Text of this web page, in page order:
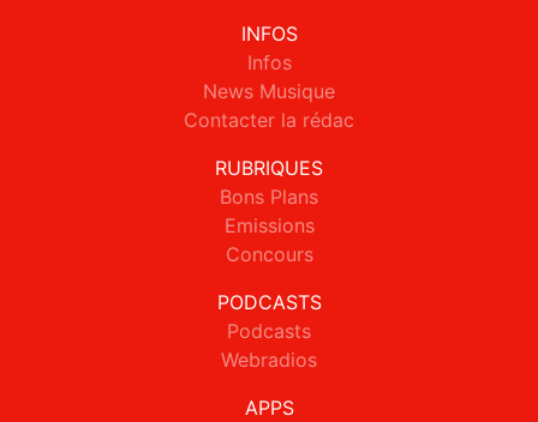
INFOS
Infos
News Musique
Contacter la rédac
RUBRIQUES
Bons Plans
Emissions
Concours
PODCASTS
Podcasts
Webradios
APPS